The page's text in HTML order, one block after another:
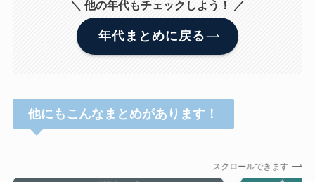
＼ 他の年代もチェックしよう！ ／
年代まとめに戻る
他にもこんなまとめがあります！
スクロールできます